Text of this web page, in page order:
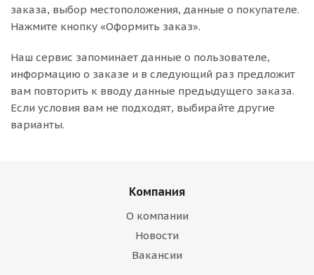
заказа, выбор местоположения, данные о покупателе.
Нажмите кнопку «Оформить заказ».
Наш сервис запоминает данные о пользователе,
информацию о заказе и в следующий раз предложит
вам повторить к вводу данные предыдущего заказа.
Если условия вам не подходят, выбирайте другие
варианты.
Компания
О компании
Новости
Вакансии